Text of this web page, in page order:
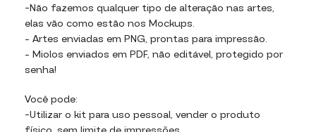
-Não fazemos qualquer tipo de alteração nas artes,
elas vão como estão nos Mockups.
– Artes enviadas em PNG, prontas para impressão.
– Miolos enviados em PDF, não editável, protegido por
senha!
Você pode:
-Utilizar o kit para uso pessoal, vender o produto